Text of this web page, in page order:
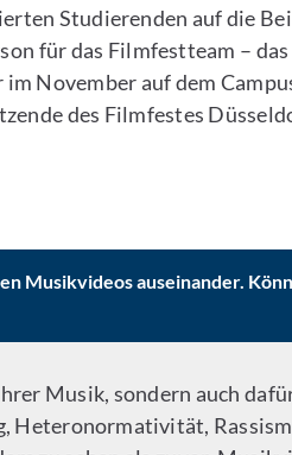
Studierenden auf die
für das Filmfestteam –
November auf dem
des Filmfestes
Musikvideos auseinander.
Musik, sondern auch
Heteronormativität,